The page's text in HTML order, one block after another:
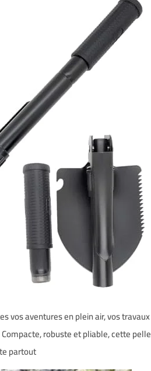
vos aventures en plein air, vos travaux
robuste et pliable, cette pelle
partout !